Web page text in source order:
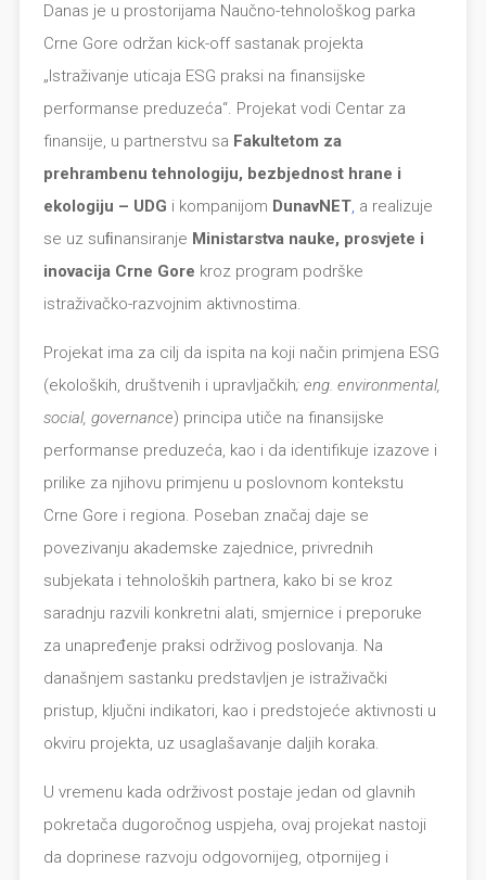
Danas je u prostorijama Naučno-tehnološkog parka
Crne Gore održan kick-off sastanak projekta
„Istraživanje uticaja ESG praksi na finansijske
performanse preduzeća“. Projekat vodi Centar za
finansije, u partnerstvu sa Fakultetom za
prehrambenu tehnologiju, bezbjednost hrane i
ekologiju – UDG i kompanijom DunavNET, a realizuje
se uz suﬁnansiranje Ministarstva nauke, prosvjete i
inovacija Crne Gore kroz program podrške
istraživačko-razvojnim aktivnostima.
Projekat ima za cilj da ispita na koji način primjena ESG
(ekoloških, društvenih i upravljačkih; eng. environmental,
social, governance) principa utiče na finansijske
performanse preduzeća, kao i da identifikuje izazove i
prilike za njihovu primjenu u poslovnom kontekstu
Crne Gore i regiona. Poseban značaj daje se
povezivanju akademske zajednice, privrednih
subjekata i tehnoloških partnera, kako bi se kroz
saradnju razvili konkretni alati, smjernice i preporuke
za unapređenje praksi održivog poslovanja. Na
današnjem sastanku predstavljen je istraživački
pristup, ključni indikatori, kao i predstojeće aktivnosti u
okviru projekta, uz usaglašavanje daljih koraka.
U vremenu kada održivost postaje jedan od glavnih
pokretača dugoročnog uspjeha, ovaj projekat nastoji
da doprinese razvoju odgovornijeg, otpornijeg i